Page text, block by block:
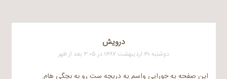
درويش
دوشنبه ۳۰ اردیبهشت ۱۳۸۷ در ۳:۰۵ بعد از ظهر